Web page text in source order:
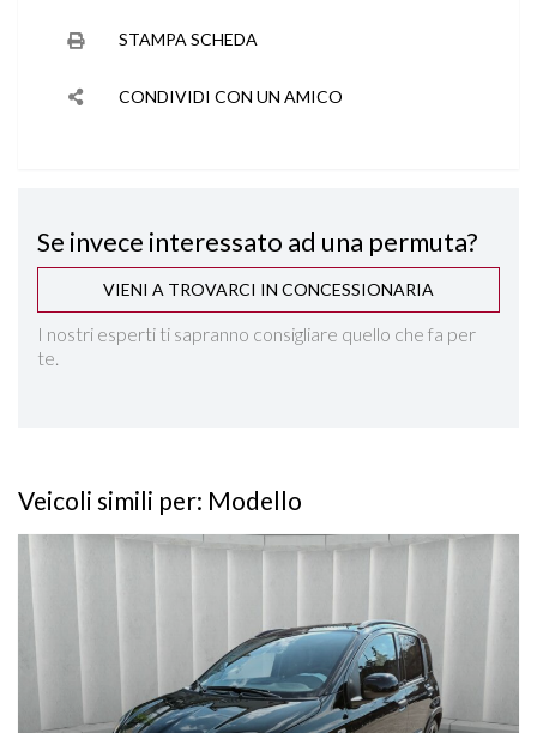
STAMPA SCHEDA
CONDIVIDI CON UN AMICO
Se invece interessato ad una permuta?
VIENI A TROVARCI IN CONCESSIONARIA
I nostri esperti ti sapranno consigliare quello che fa per
te.
Veicoli simili per: Modello
Vedi dettagli